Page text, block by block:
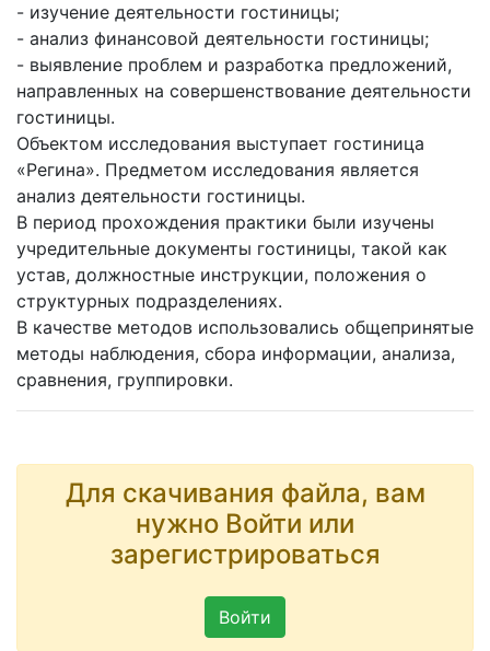
- изучение деятельности гостиницы;
- анализ финансовой деятельности гостиницы;
- выявление проблем и разработка предложений,
направленных на совершенствование деятельности
гостиницы.
Объектом исследования выступает гостиница
«Регина». Предметом исследования является
анализ деятельности гостиницы.
В период прохождения практики были изучены
учредительные документы гостиницы, такой как
устав, должностные инструкции, положения о
структурных подразделениях.
В качестве методов использовались общепринятые
методы наблюдения, сбора информации, анализа,
сравнения, группировки.
Для скачивания файла, вам
нужно Войти или
зарегистрироваться
Войти